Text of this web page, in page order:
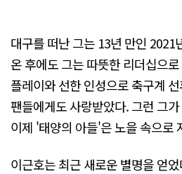
대구를 떠난 그는 13년 만인 2021
온 후에도 그는 따뜻한 리더십으
플레이와 선한 인성으로 축구계
팬들에게도 사랑받았다. 그런 그
이제 '태양의 아들'은 노을 속으로
이근호는 최근 새로운 별명을 얻